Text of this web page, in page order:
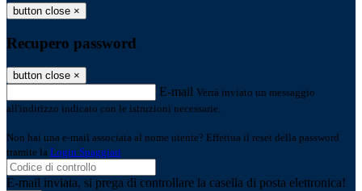
button close ×
Recupero password
button close ×
E-mail Verrà inviato un messaggio
all'indirizzo indicato con le istruzioni necessarie.
Non hai una e-mail associata al nome utente? Effettua il reset della password
tramite la Login Spaggiari
E-mail inviata, si prega di controllare la casella di posta elettronica!